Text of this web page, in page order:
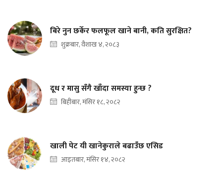
बिरे नुन छर्केर फलफूल खाने बानी, कति सुरक्षित?
शुक्रबार, वैशाख ४, २०८३
दूध र मासु सँगै खाँदा समस्या हुन्छ ?
बिहीबार, मंसिर १८, २०८२
खाली पेट यी खानेकुराले बढाउँछ एसिड
आइतबार, मंसिर १४, २०८२